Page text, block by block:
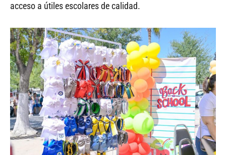
acceso a útiles escolares de calidad.